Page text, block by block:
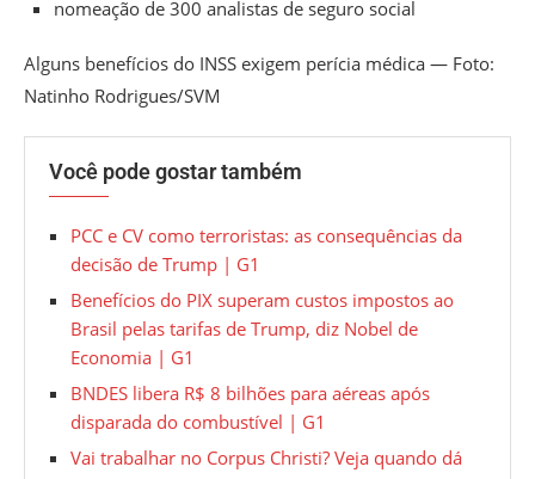
nomeação de 300 analistas de seguro social
Alguns benefícios do INSS exigem perícia médica — Foto:
Natinho Rodrigues/SVM
Você pode gostar também
PCC e CV como terroristas: as consequências da
decisão de Trump | G1
Benefícios do PIX superam custos impostos ao
Brasil pelas tarifas de Trump, diz Nobel de
Economia | G1
BNDES libera R$ 8 bilhões para aéreas após
disparada do combustível | G1
Vai trabalhar no Corpus Christi? Veja quando dá